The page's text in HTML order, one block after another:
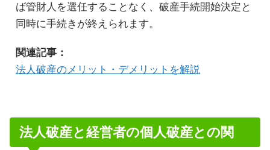
ば管財人を選任することなく、破産手続開始決定と
同時に手続きが終えられます。
関連記事：
法人破産のメリット・デメリットを解説
法人破産と経営者の個人破産との関